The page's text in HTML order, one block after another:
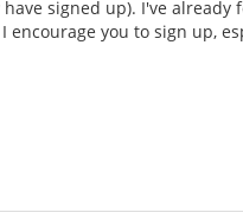
signed up). I've
you to sign up,